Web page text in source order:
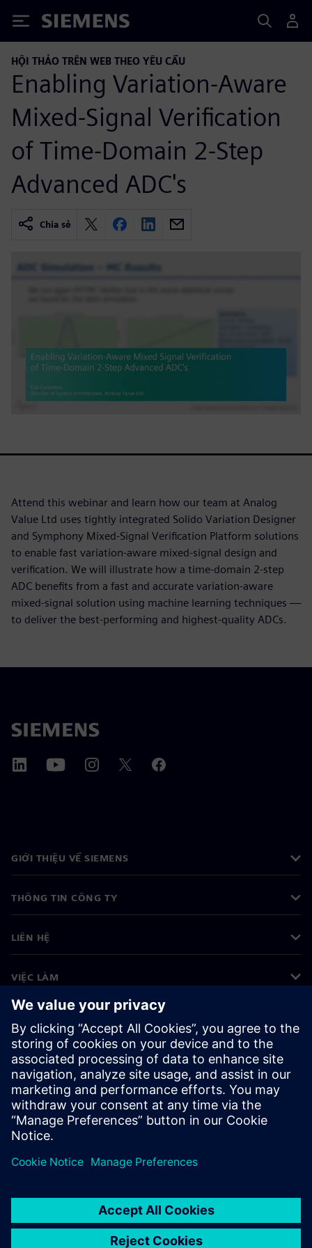
Siemens
HỘI THẢO TRÊN WEB THEO YÊU CẦU
Enabling Variation-Aware
Mixed-Signal Verification
of Time-Domain 2-Step
Advanced ADC's
Chia sẻ
Attend this webinar and learn how our team at Analog
Value Ltd uses tightly integrated Solido Variation Designer
and Symphony Mixed-Signal Verification Platform solutions
to enable fast variation-aware mixed-signal design and
verification. We will illustrate how a time-domain 2-step
ADC benefits from a fast and accurate variation-aware
mixed-signal solution using machine learning techniques —
to deliver the best-performing and highest-quality ADCs.
GIỚI THIỆU VỀ SIEMENS
THÔNG TIN CÔNG TY
LIÊN HỆ
VIỆC LÀM
©Siemens 2026
Thông tin doanh nghiệp
Thông báo về quyền riêng tư
Thông báo về cookie
Điều khoản sử dụng
ID kỹ thuật số